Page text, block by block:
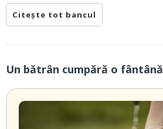
Citește tot bancul
Un bătrân cumpără o fântână